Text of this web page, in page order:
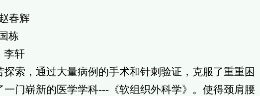
春辉
栋
李轩
索，通过大量病例的手术和针刺验证，克服了重重困
一门崭新的医学学科---《软组织外科学》。使得颈肩腰